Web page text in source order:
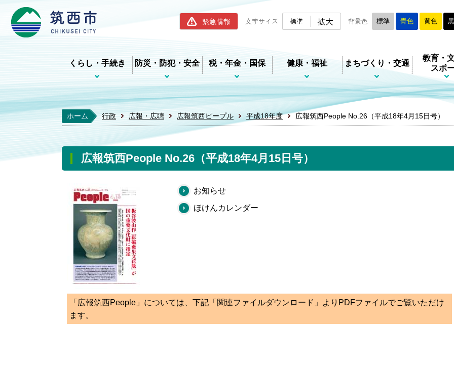
筑西市ホームページ
緊急情報 文字サイズ 標準 拡大 背景色 標準 青色 黄色
くらし・手続き 防災・防犯・安全 税・年金・国保 健康・福祉 まちづくり・交通
教育・
スポ
ホーム 行政 広報・広聴 広報筑西ピープル 平成18年度 広報筑西People No.26（平成18年4月15日号）
広報筑西People No.26（平成18年4月15日号）
お知らせ
ほけんカレンダー
「広報筑西People」については、下記「関連ファイルダウンロード」よりPDFファイルでご覧いただけ
ます。